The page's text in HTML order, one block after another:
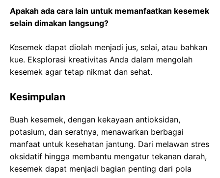
Apakah ada cara lain untuk memanfaatkan kesemek
selain dimakan langsung?
Kesemek dapat diolah menjadi jus, selai, atau bahkan
kue. Eksplorasi kreativitas Anda dalam mengolah
kesemek agar tetap nikmat dan sehat.
Kesimpulan
Buah kesemek, dengan kekayaan antioksidan,
potasium, dan seratnya, menawarkan berbagai
manfaat untuk kesehatan jantung. Dari melawan stres
oksidatif hingga membantu mengatur tekanan darah,
kesemek dapat menjadi bagian penting dari pola